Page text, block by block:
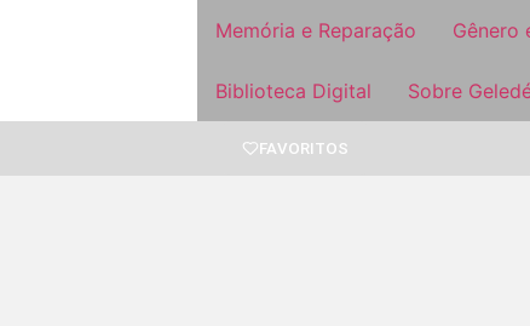
Memória e Reparação Gênero
Biblioteca Digital Sobre
FAVORITOS